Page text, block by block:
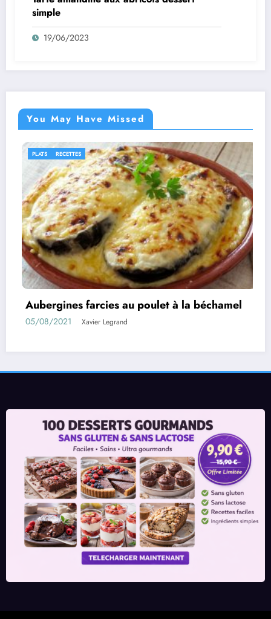
simple
19/06/2023
You May Have Missed
à la béchamel
IDÉES RECETTES RECETTES
Rouleaux d’aubergines